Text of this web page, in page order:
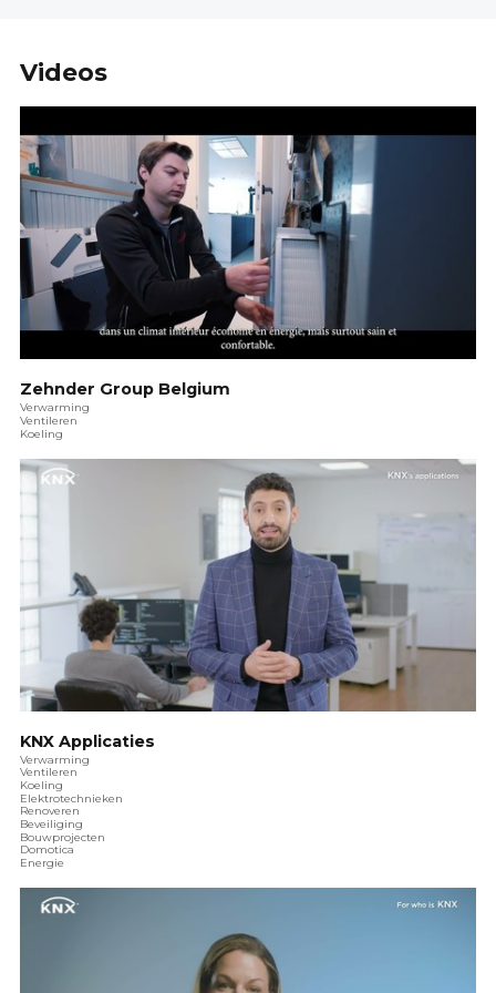
Videos
Zehnder Group Belgium
Verwarming
Ventileren
Koeling
KNX Applicaties
Verwarming
Ventileren
Koeling
Elektrotechnieken
Renoveren
Beveiliging
Bouwprojecten
Domotica
Energie